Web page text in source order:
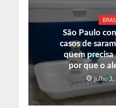
São Paulo
casos de
quem precisa
por que o
julho 3,